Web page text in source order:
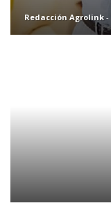
Redacción Agrolink -